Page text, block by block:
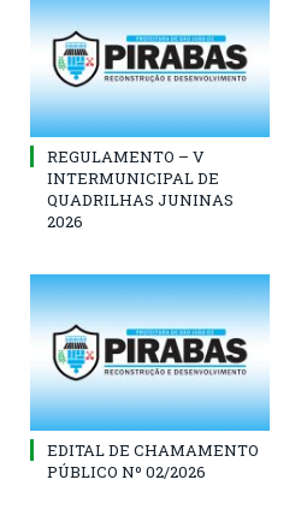
REGULAMENTO – V
INTERMUNICIPAL DE
QUADRILHAS JUNINAS
2026
EDITAL DE CHAMAMENTO
PÚBLICO Nº 02/2026